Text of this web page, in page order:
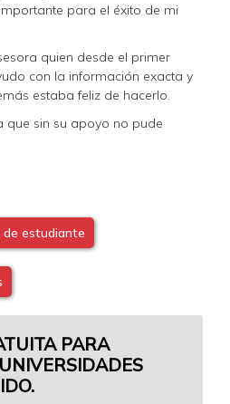
para el éxito de mi
quien desde el primer
con la información exacta y
estaba feliz de hacerlo.
que sin su apoyo no pude
de estudiante
PARA